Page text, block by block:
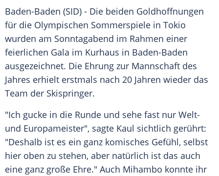
Baden-Baden (SID) - Die beiden Goldhoffnungen
für die Olympischen Sommerspiele in Tokio
wurden am Sonntagabend im Rahmen einer
feierlichen Gala im Kurhaus in Baden-Baden
ausgezeichnet. Die Ehrung zur Mannschaft des
Jahres erhielt erstmals nach 20 Jahren wieder das
Team der Skispringer.
"Ich gucke in die Runde und sehe fast nur Welt-
und Europameister", sagte Kaul sichtlich gerührt:
"Deshalb ist es ein ganz komisches Gefühl, selbst
hier oben zu stehen, aber natürlich ist das auch
eine ganz große Ehre." Auch Mihambo konnte ihr